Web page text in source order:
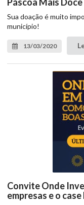
Sua doação é muito
município!
13/03/2020
Convite Onde
empresas e o